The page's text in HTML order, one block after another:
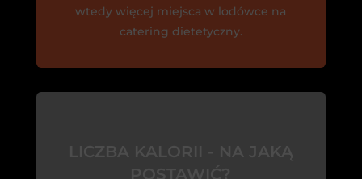
wtedy więcej miejsca w lodówce na
catering dietetyczny.